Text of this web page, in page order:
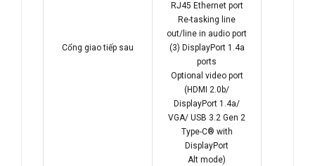
Cổng giao tiếp sau
RJ45 Ethernet port
Re-tasking line
out/line in audio port
(3) DisplayPort 1.4a
ports
Optional video port
(HDMI 2.0b/
DisplayPort 1.4a/
VGA/ USB 3.2 Gen 2
Type-C® with
DisplayPort
Alt mode)